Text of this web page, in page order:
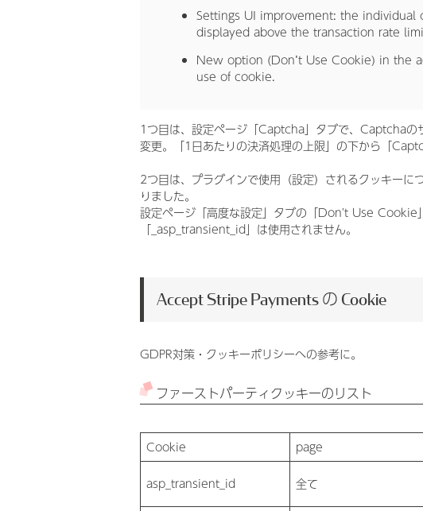
Settings UI improvement: the
displayed above the transaction rate
New option (Don’t Use Cookie) in the
use of cookie.
1つ目は、設定ページ「Captcha」タブで、Captchaの
変更。「1日あたりの決済処理の上限」の下から「
2つ目は、プラグインで使用（設定）されるクッキーに
りました。
設定ページ「高度な設定」タブの「Don't Use Cookie
「_asp_transient_id」は使用されません。
Accept Stripe Payments の Cookie
GDPR対策・クッキーポリシーへの参考に。
ファーストパーティクッキーのリスト
Cookie page
asp_transient_id 全て